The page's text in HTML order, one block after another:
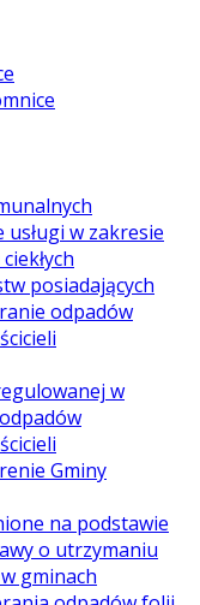
usługi w zakresie
posiadających
odpadów
w
Gminy
na podstawie
o utrzymaniu
gminach